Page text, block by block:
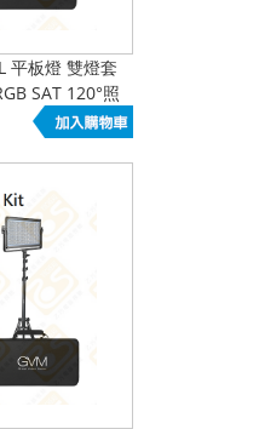
平板燈 雙燈套
SAT 120°照
電池